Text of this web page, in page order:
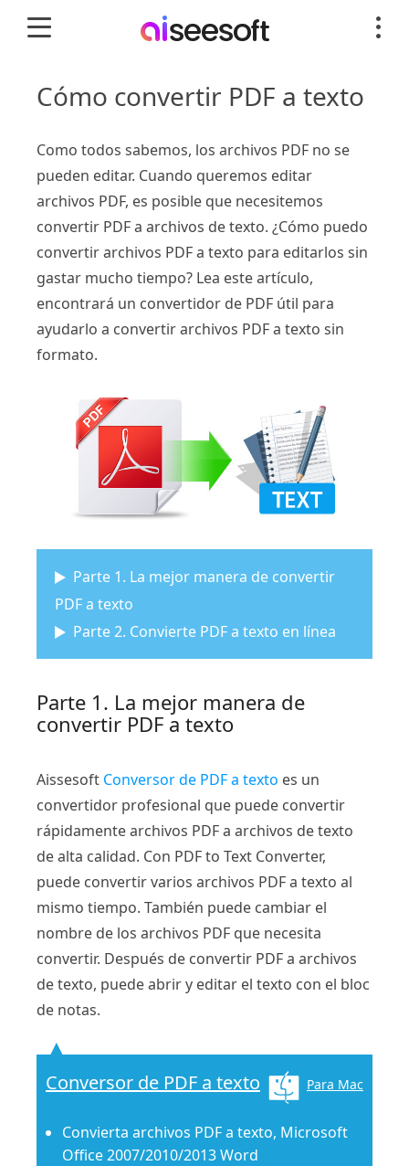
Cómo convertir PDF a texto
Como todos sabemos, los archivos PDF no se
pueden editar. Cuando queremos editar
archivos PDF, es posible que necesitemos
convertir PDF a archivos de texto. ¿Cómo puedo
convertir archivos PDF a texto para editarlos sin
gastar mucho tiempo? Lea este artículo,
encontrará un convertidor de PDF útil para
ayudarlo a convertir archivos PDF a texto sin
formato.
Parte 1. La mejor manera de convertir
PDF a texto
Parte 2. Convierte PDF a texto en línea
Parte 1. La mejor manera de
convertir PDF a texto
Aissesoft Conversor de PDF a texto es un
convertidor profesional que puede convertir
rápidamente archivos PDF a archivos de texto
de alta calidad. Con PDF to Text Converter,
puede convertir varios archivos PDF a texto al
mismo tiempo. También puede cambiar el
nombre de los archivos PDF que necesita
convertir. Después de convertir PDF a archivos
de texto, puede abrir y editar el texto con el bloc
de notas.
Conversor de PDF a texto Para Mac
Convierta archivos PDF a texto, Microsoft
Office 2007/2010/2013 Word